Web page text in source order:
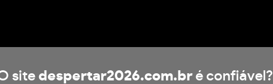
site despertar2026.com.bré confiável?